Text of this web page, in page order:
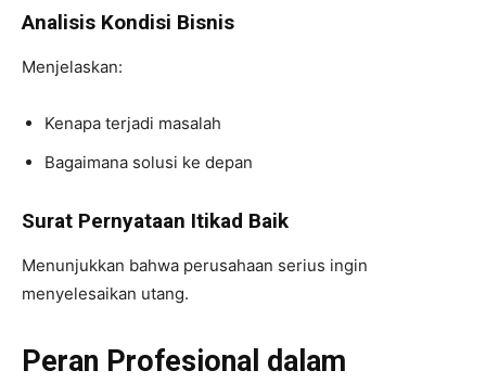
Analisis Kondisi Bisnis
Menjelaskan:
Kenapa terjadi masalah
Bagaimana solusi ke depan
Surat Pernyataan Itikad Baik
Menunjukkan bahwa perusahaan serius ingin
menyelesaikan utang.
Peran Profesional dalam